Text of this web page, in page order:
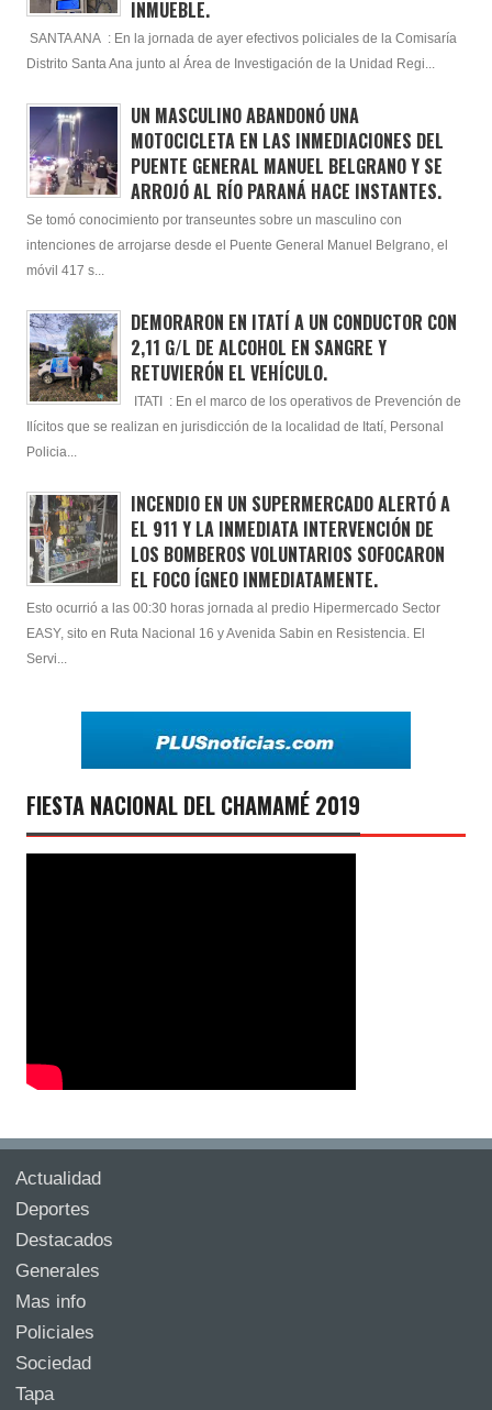
INMUEBLE.
SANTA ANA : En la jornada de ayer efectivos policiales de la Comisaría
Distrito Santa Ana junto al Área de Investigación de la Unidad Regi...
UN MASCULINO ABANDONÓ UNA
MOTOCICLETA EN LAS INMEDIACIONES DEL
PUENTE GENERAL MANUEL BELGRANO Y SE
ARROJÓ AL RÍO PARANÁ HACE INSTANTES.
Se tomó conocimiento por transeuntes sobre un masculino con
intenciones de arrojarse desde el Puente General Manuel Belgrano, el
móvil 417 s...
DEMORARON EN ITATÍ A UN CONDUCTOR CON
2,11 G/L DE ALCOHOL EN SANGRE Y
RETUVIERÓN EL VEHÍCULO.
ITATI : En el marco de los operativos de Prevención de
Ilícitos que se realizan en jurisdicción de la localidad de Itatí, Personal
Policia...
INCENDIO EN UN SUPERMERCADO ALERTÓ A
EL 911 Y LA INMEDIATA INTERVENCIÓN DE
LOS BOMBEROS VOLUNTARIOS SOFOCARON
EL FOCO ÍGNEO INMEDIATAMENTE.
Esto ocurrió a las 00:30 horas jornada al predio Hipermercado Sector
EASY, sito en Ruta Nacional 16 y Avenida Sabin en Resistencia. El
Servi...
FIESTA NACIONAL DEL CHAMAMÉ 2019
Actualidad
Deportes
Destacados
Generales
Mas info
Policiales
Sociedad
Tapa